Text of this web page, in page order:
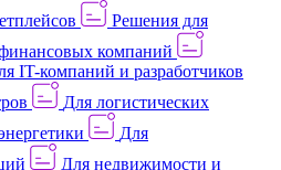
Решения для
компаний
IT-компаний и разработчиков
Для логистических
Для
Для недвижимости и